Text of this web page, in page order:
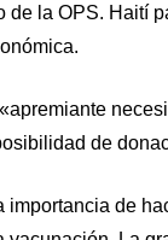
de la OPS. Haití
de
importancia de